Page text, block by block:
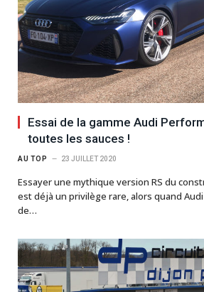
Essai de la gamme Audi
toutes les sauces !
AU TOP 23 JUILLET 2020
Essayer une mythique version RS du
est déjà un privilège rare, alors quand
de…